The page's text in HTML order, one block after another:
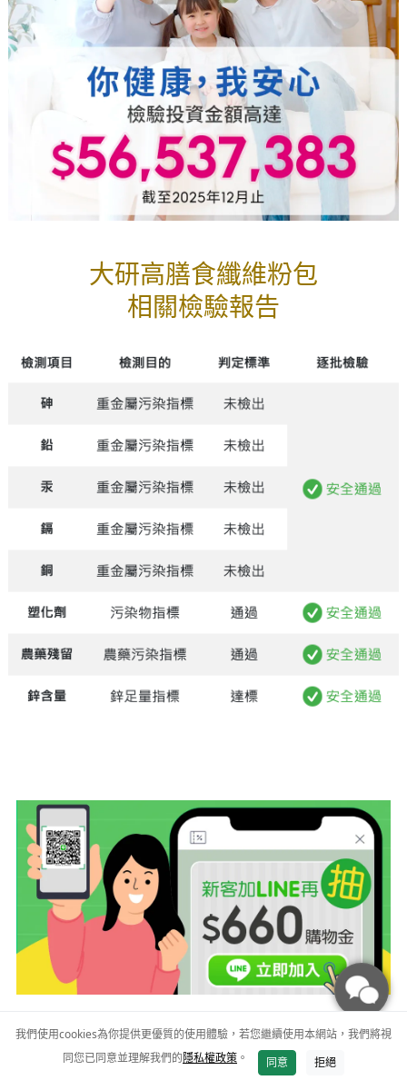
加入購物車
大研高膳食纖維粉包
相關檢驗報告
我們使用cookies為你提供更優質的使用體驗，若您繼續使用本網站，我們將視
同您已同意並理解我們的隱私權政策 。 同意 拒絕